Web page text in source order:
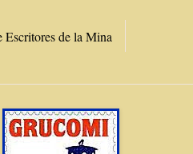
Escritores de la Mina